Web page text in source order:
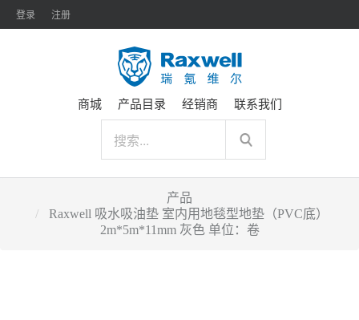
登录 注册
商城 产品目录 经销商 联系我们
产品
Raxwell 吸水吸油垫 室内用地毯型地垫（PVC底）
2m*5m*11mm 灰色 单位：卷